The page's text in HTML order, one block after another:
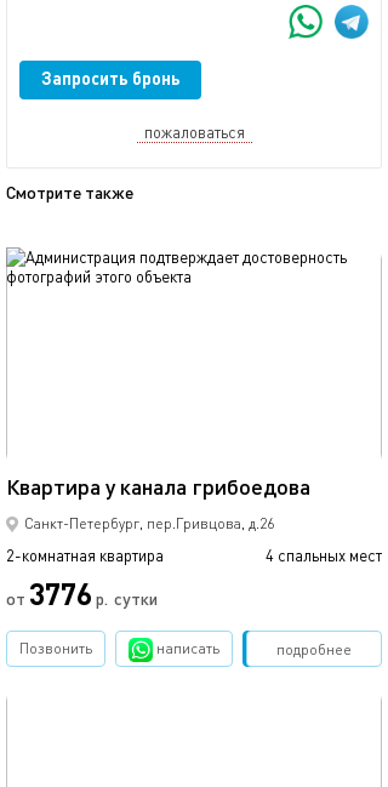
Запросить бронь
пожаловаться
Смотрите также
Квартира у канала грибоедова
Санкт-Петербург, пер.Гривцова, д.26
2-комнатная квартира 4 спальных мест
от 3776 р. сутки
обновлено 18.11.2025
подробнее
Позвонить написать Забронировать